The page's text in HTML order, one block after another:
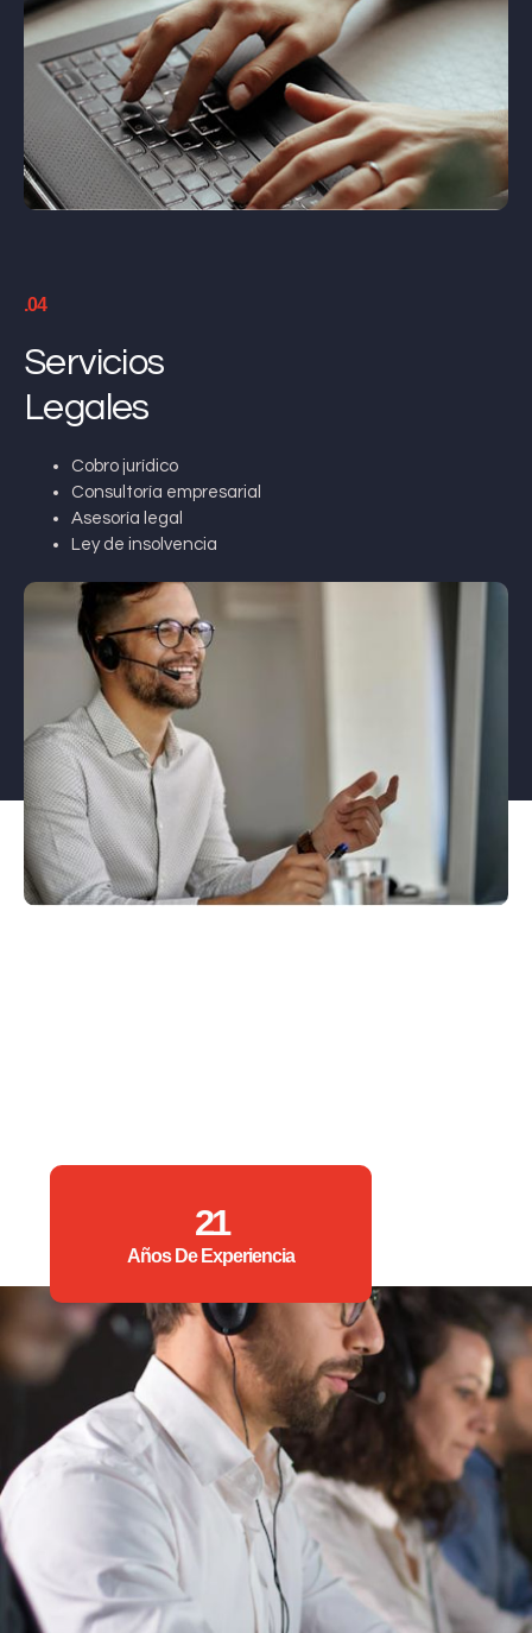
.04
Servicios
Legales
Cobro jurídico
Consultoría empresarial
Asesoría legal
Ley de insolvencia
21
Años De Experiencia